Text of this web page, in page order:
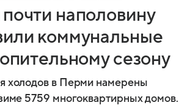
наполовину
коммунальные
сезону
холодов в Перми намерены
5759 многоквартирных домов.